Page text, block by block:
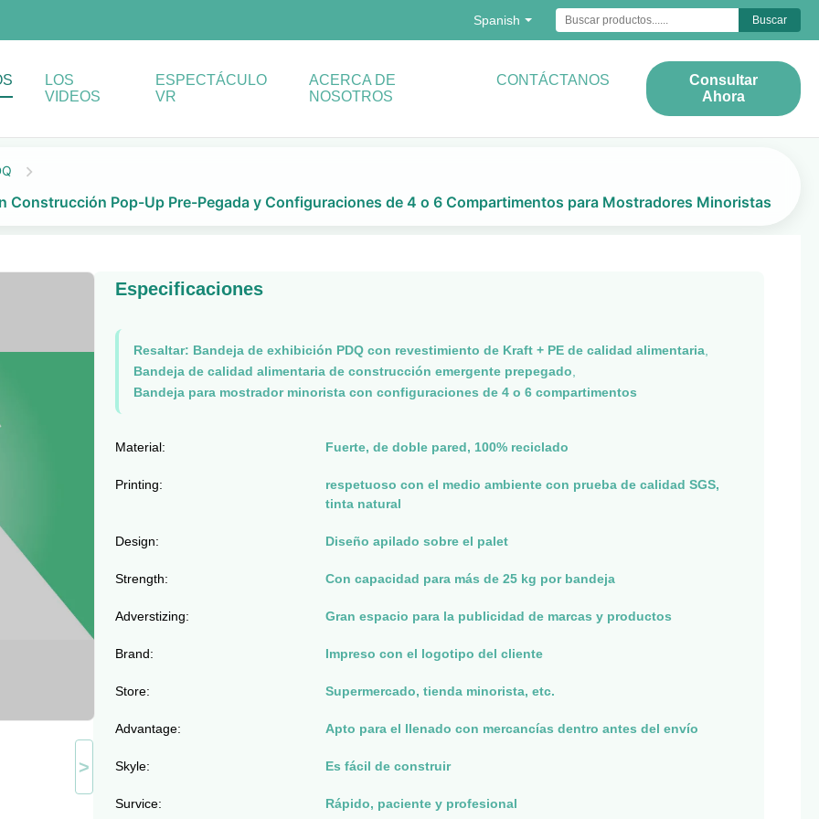
Spanish Buscar
LOS
VIDEOS
ESPECTÁCULO
VR
ACERCA DE
NOSOTROS
CONTÁCTANOS
Consultar
Ahora
Construcción Pop-Up Pre-Pegada y Configuraciones de 4 o 6 Compartimentos para Mostradores Minoristas
>
Especificaciones
Resaltar: Bandeja de exhibición PDQ con revestimiento de Kraft + PE de calidad alimentaria,
Bandeja de calidad alimentaria de construcción emergente prepegado
Bandeja para mostrador minorista con configuraciones de 4 o 6 compartimentos
Material: Fuerte, de doble pared, 100% reciclado
Printing:
respetuoso con el medio ambiente con prueba de calidad SGS,
tinta natural
Design: Diseño apilado sobre el palet
Strength: Con capacidad para más de 25 kg por bandeja
Adverstizing: Gran espacio para la publicidad de marcas y productos
Brand: Impreso con el logotipo del cliente
Store: Supermercado, tienda minorista, etc.
Advantage: Apto para el llenado con mercancías dentro antes del envío
Skyle: Es fácil de construir
Survice: Rápido, paciente y profesional